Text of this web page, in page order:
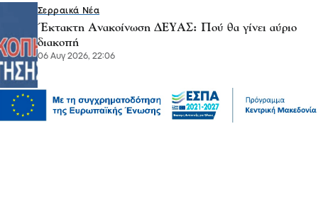
Σερραικά Νέα
Έκτακτη Ανακοίνωση ΔΕΥΑΣ: Πού θα γίνει αύριο
διακοπή
06 Αυγ 2026, 22:06
Πολιτική